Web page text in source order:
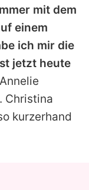
mit dem
einem
ich mir die
jetzt heute
Annelie
. Christina
kurzerhand